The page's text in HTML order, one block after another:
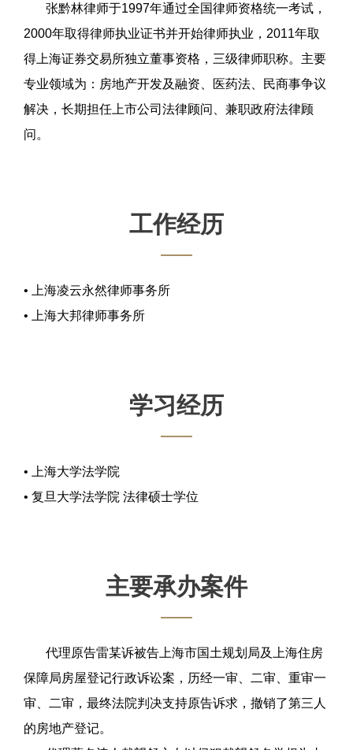
张黔林律师于1997年通过全国律师资格统一考试，
2000年取得律师执业证书并开始律师执业，2011年取
得上海证券交易所独立董事资格，三级律师职称。主要
专业领域为：房地产开发及融资、医药法、民商事争议
解决，长期担任上市公司法律顾问、兼职政府法律顾
问。
工作经历
• 上海凌云永然律师事务所
• 上海大邦律师事务所
学习经历
• 上海大学法学院
• 复旦大学法学院 法律硕士学位
主要承办案件
代理原告雷某诉被告上海市国土规划局及上海住房
保障局房屋登记行政诉讼案，历经一审、二审、重审一
审、二审，最终法院判决支持原告诉求，撤销了第三人
的房地产登记。